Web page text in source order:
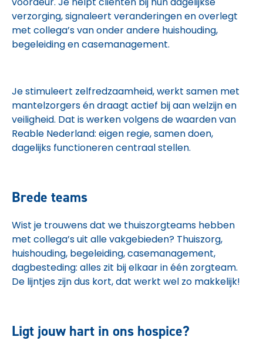
verzorging, signaleert veranderingen en overlegt
met collega’s van onder andere huishouding,
begeleiding en casemanagement.
Je stimuleert zelfredzaamheid, werkt samen met
mantelzorgers én draagt actief bij aan welzijn en
veiligheid. Dat is werken volgens de waarden van
Reable Nederland: eigen regie, samen doen,
dagelijks functioneren centraal stellen.
Brede teams
Wist je trouwens dat we thuiszorgteams hebben
met collega’s uit alle vakgebieden? Thuiszorg,
huishouding, begeleiding, casemanagement,
dagbesteding: alles zit bij elkaar in één zorgteam.
De lijntjes zijn dus kort, dat werkt wel zo makkelijk!
Ligt jouw hart in ons hospice?